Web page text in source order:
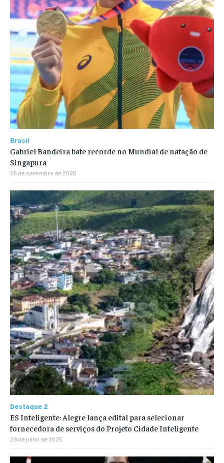
Brasil
Gabriel Bandeira bate recorde no Mundial de natação de
Singapura
26 de setembro de 2025
Destaque 2
ES Inteligente: Alegre lança edital para selecionar
fornecedora de serviços do Projeto Cidade Inteligente
29 de julho de 2025